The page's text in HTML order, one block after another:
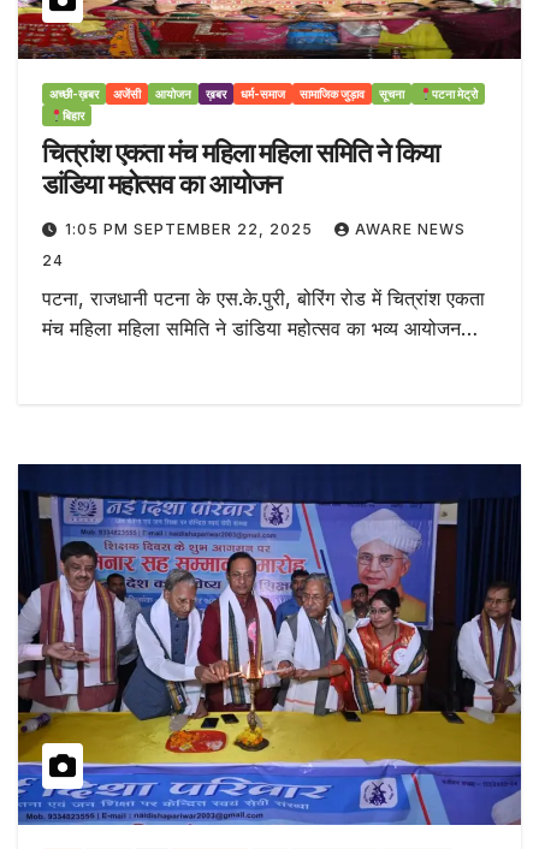
अच्छी-ख़बर अजेंसी आयोजन ख़बर धर्म-समाज सामाजिक जुड़ाव सूचना
पटना मेट्रो
बिहार
चित्रांश एकता मंच महिला महिला समिति ने किया
डांडिया महोत्सव का आयोजन
1:05 PM SEPTEMBER 22, 2025
AWARE NEWS
24
पटना, राजधानी पटना के एस.के.पुरी, बोरिंग रोड में चित्रांश एकता
मंच महिला महिला समिति ने डांडिया महोत्सव का भव्य आयोजन…